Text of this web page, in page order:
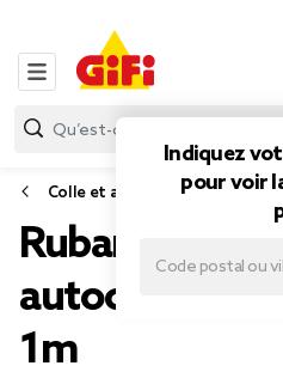
Indiquez
pour voir
Colle et adhésif
Ruban à
autocollant
1m